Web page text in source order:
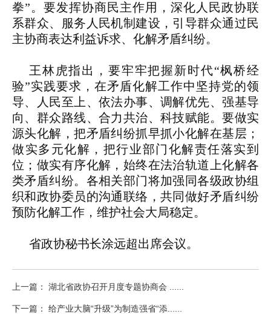
拳”。要发挥协商民主作用，深化人民政协联
系群众、服务人民机制建设，引导群众通过民
主协商表达利益诉求、化解矛盾纠纷。
王林虎指出，要牢牢把握新时代“枫桥经
验”实践要求，在矛盾化解工作中坚持党的领
导、人民至上、依法办事、调解优先、强基导
向、群众路线、合力共治、科技赋能。要做实
源头化解，把矛盾纠纷抓早抓小化解在基层；
做实多元化解，把行业部门化解责任落实到
位；做实有序化解，始终在法治轨道上化解各
类矛盾纠纷。各相关部门将加强同各级政协组
织和政协委员的沟通联络，共同做好矛盾纠纷
预防化解工作，维护社会大局稳定。
省政协秘书长涂远超出席会议。
上一篇： 湖北省政协召开月度专题协商会 ......
下一篇： 给产业大脑“升级”为制造强省“添......